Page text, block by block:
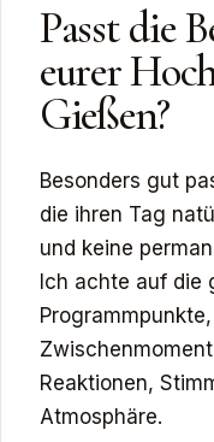
Passt die
eurer
Gießen?
Besonders gut
die ihren Tag
und keine
Ich achte auf die
Reaktionen,
Atmosphäre.